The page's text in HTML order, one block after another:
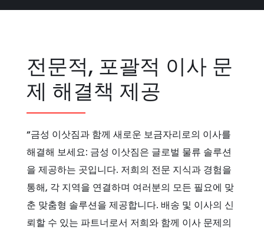
전문적, 포괄적 이사 문
제 해결책 제공
“금성 이삿짐과 함께 새로운 보금자리로의 이사를
해결해 보세요: 금성 이삿짐은 글로벌 물류 솔루션
을 제공하는 곳입니다. 저희의 전문 지식과 경험을
통해, 각 지역을 연결하며 여러분의 모든 필요에 맞
춘 맞춤형 솔루션을 제공합니다. 배송 및 이사의 신
뢰할 수 있는 파트너로서 저희와 함께 이사 문제의